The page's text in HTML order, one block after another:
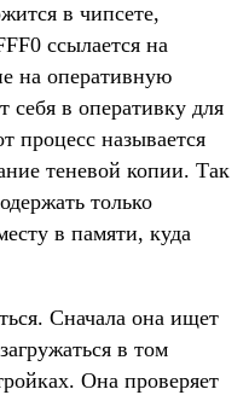
в чипсете,
ссылается на
на оперативную
себя в оперативку для
процесс называется
теневой копии. Так
только
в памяти, куда
Сначала она ищет
в том
Она проверяет